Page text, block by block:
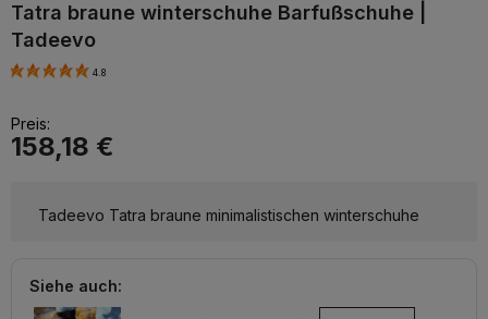
Tatra braune winterschuhe Barfußschuhe |
Tadeevo
4.8
Preis:
158,18 €
Tadeevo Tatra braune minimalistischen winterschuhe
Siehe auch: